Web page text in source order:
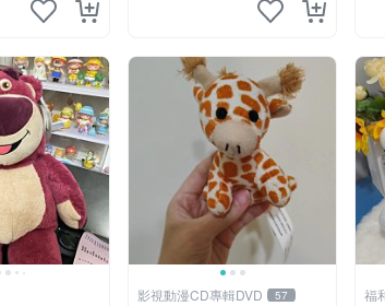
影視動漫CD專輯DVD 57 福